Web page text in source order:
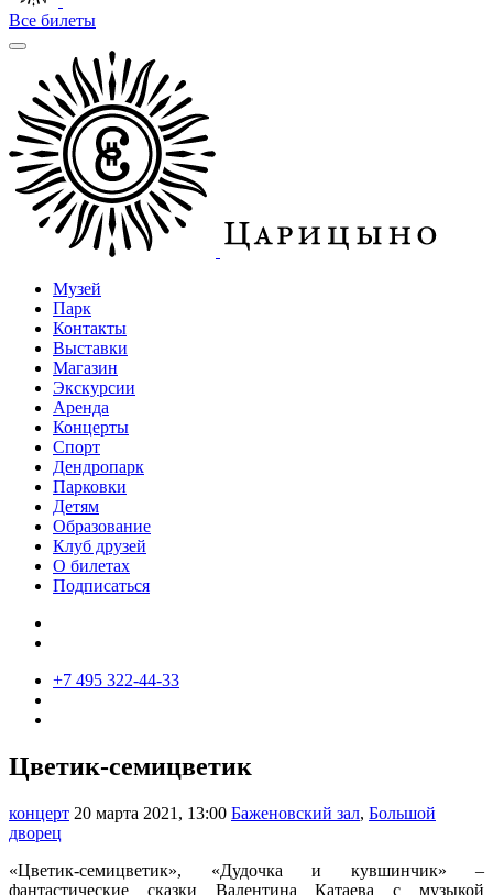
Все билеты
Музей
Парк
Контакты
Выставки
Магазин
Экскурсии
Аренда
Концерты
Спорт
Дендропарк
Парковки
Детям
Образование
Клуб друзей
О билетах
Подписаться
+7 495 322-44-33
Цветик-семицветик
концерт 20 марта 2021, 13:00 Баженовский зал, Большой
дворец
«Цветик-семицветик», «Дудочка и кувшинчик» –
фантастические сказки Валентина Катаева с музыкой